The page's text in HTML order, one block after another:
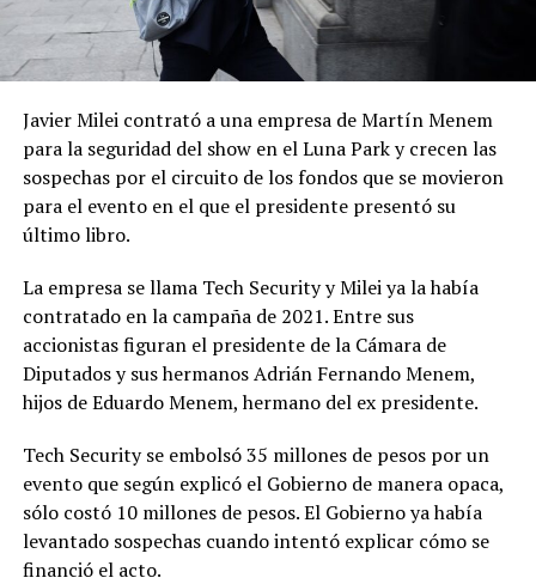
Javier Milei contrató a una empresa de Martín Menem
para la seguridad del show en el Luna Park y crecen las
sospechas por el circuito de los fondos que se movieron
para el evento en el que el presidente presentó su
último libro.
La empresa se llama Tech Security y Milei ya la había
contratado en la campaña de 2021. Entre sus
accionistas figuran el presidente de la Cámara de
Diputados y sus hermanos Adrián Fernando Menem,
hijos de Eduardo Menem, hermano del ex presidente.
Tech Security se embolsó 35 millones de pesos por un
evento que según explicó el Gobierno de manera opaca,
sólo costó 10 millones de pesos. El Gobierno ya había
levantado sospechas cuando intentó explicar cómo se
financió el acto.